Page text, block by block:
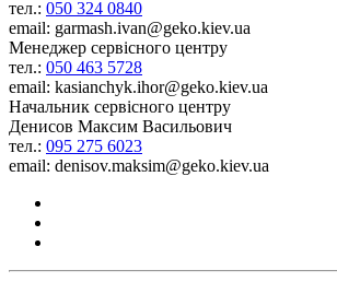
тел.: 050 324 0840
email: garmash.ivan@geko.kiev.ua
Менеджер сервісного центру
тел.: 050 463 5728
email: kasianchyk.ihor@geko.kiev.ua
Начальник сервісного центру
Денисов Максим Васильович
тел.: 095 275 6023
email: denisov.maksim@geko.kiev.ua